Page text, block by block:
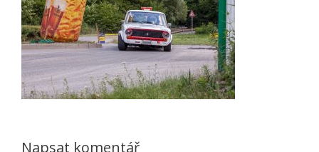
Napsat komentář